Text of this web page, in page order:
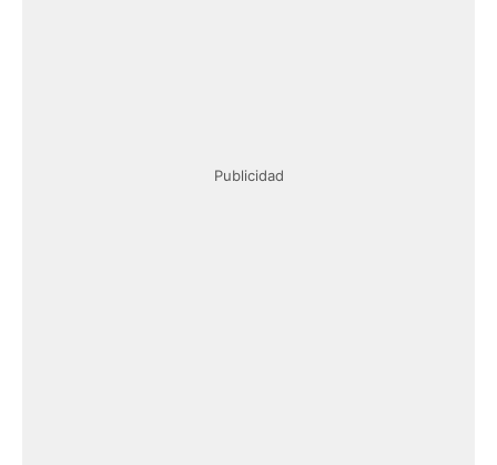
Publicidad